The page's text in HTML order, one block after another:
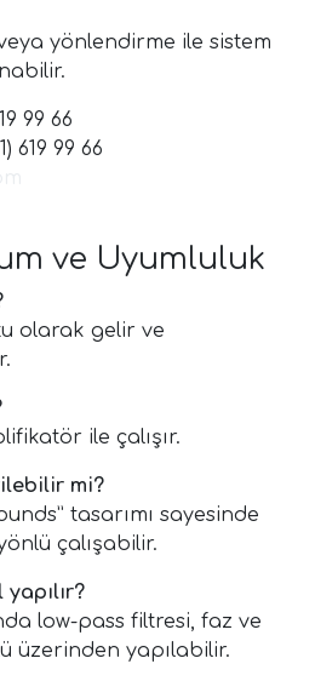
yönlendirme ile sistem
99 66
619 99 66
ve Uyumluluk
olarak gelir ve
ile çalışır.
mi?
tasarımı sayesinde
çalışabilir.
low-pass filtresi, faz ve
üzerinden yapılabilir.